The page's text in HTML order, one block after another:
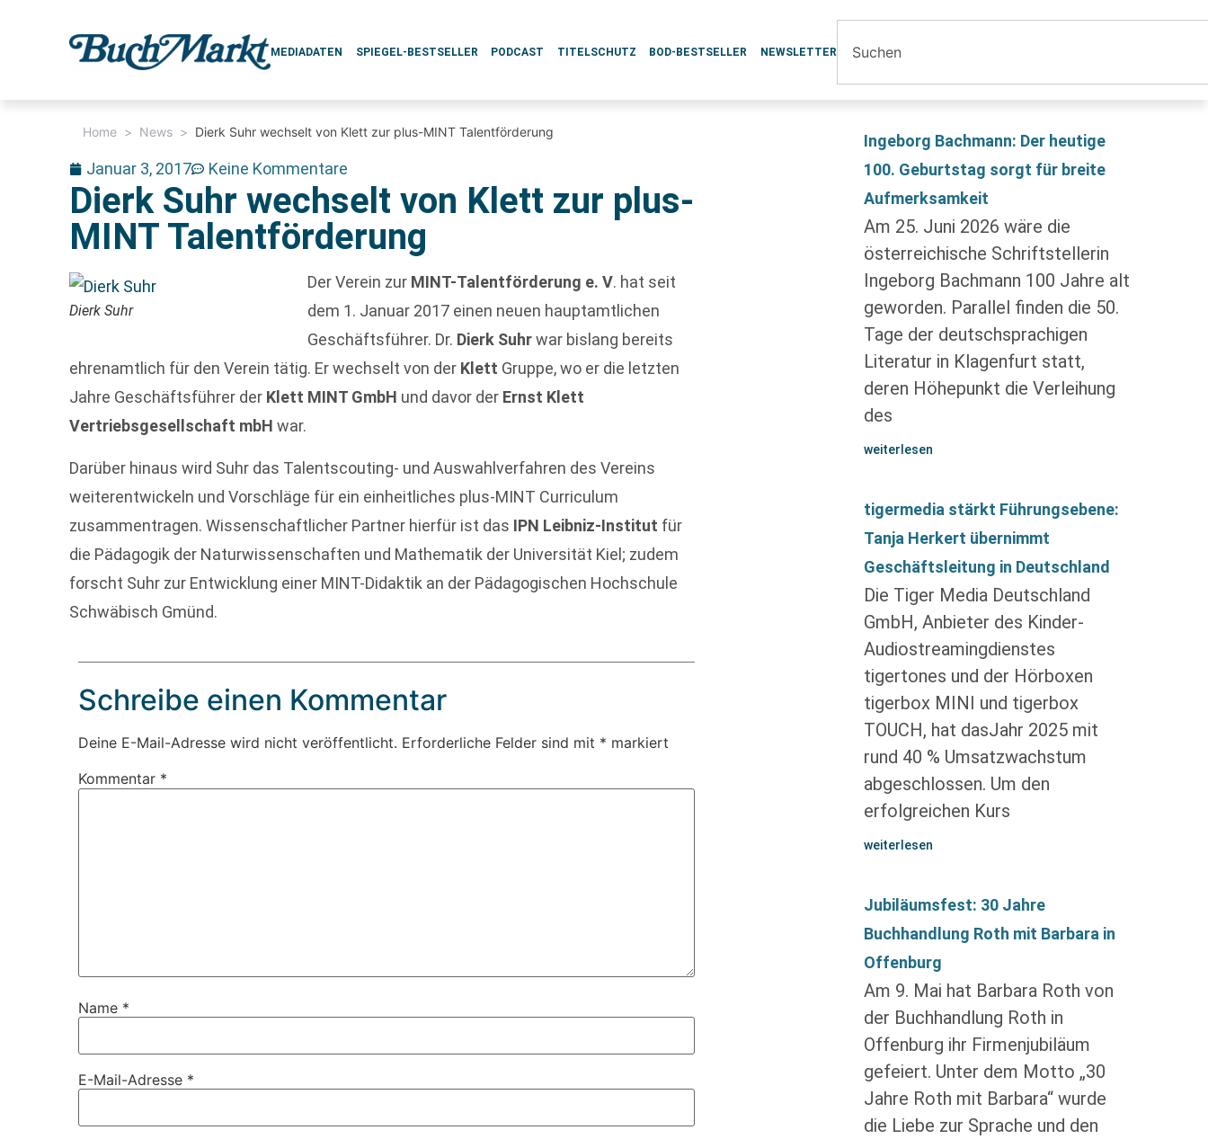
MEDIADATEN SPIEGEL-BESTSELLER PODCAST TITELSCHUTZ BOD-BESTSELLER NEWSLETTER
Home > News > Dierk Suhr wechselt von Klett zur plus-MINT Talentförderung
Januar 3, 2017 Keine Kommentare
Dierk Suhr wechselt von Klett zur plus-
MINT Talentförderung
Dierk Suhr
Der Verein zur MINT-Talentförderung e. V. hat seit
dem 1. Januar 2017 einen neuen hauptamtlichen
Geschäftsführer. Dr. Dierk Suhrwar bislang bereits
ehrenamtlich für den Verein tätig. Er wechselt von der Klett Gruppe, wo er die letzten
Jahre Geschäftsführer der Klett MINT GmbH und davor der Ernst Klett
Vertriebsgesellschaft mbH war.
Darüber hinaus wird Suhr das Talentscouting- und Auswahlverfahren des Vereins
weiterentwickeln und Vorschläge für ein einheitliches plus-MINT Curriculum
zusammentragen. Wissenschaftlicher Partner hierfür ist das IPN Leibniz-Institut für
die Pädagogik der Naturwissenschaften und Mathematik der Universität Kiel; zudem
forscht Suhr zur Entwicklung einer MINT-Didaktik an der Pädagogischen Hochschule
Schwäbisch Gmünd.
Schreibe einen Kommentar
Deine E-Mail-Adresse wird nicht veröffentlicht. Erforderliche Felder sind mit * markiert
Kommentar *
Name *
E-Mail-Adresse *
Ingeborg Bachmann: Der heutige
100. Geburtstag sorgt für breite
Aufmerksamkeit
Am 25. Juni 2026 wäre die
österreichische Schriftstellerin
Ingeborg Bachmann 100 Jahre alt
geworden. Parallel finden die 50.
Tage der deutschsprachigen
Literatur in Klagenfurt statt,
deren Höhepunkt die Verleihung
des
weiterlesen
tigermedia stärkt Führungsebene:
Tanja Herkert übernimmt
Geschäftsleitung in Deutschland
Die Tiger Media Deutschland
GmbH, Anbieter des Kinder-
Audiostreamingdienstes
tigertones und der Hörboxen
tigerbox MINI und tigerbox
TOUCH, hat dasJahr 2025 mit
rund 40 % Umsatzwachstum
abgeschlossen. Um den
erfolgreichen Kurs
weiterlesen
Jubiläumsfest: 30 Jahre
Buchhandlung Roth mit Barbara in
Offenburg
Am 9. Mai hat Barbara Roth von
der Buchhandlung Roth in
Offenburg ihr Firmenjubiläum
gefeiert. Unter dem Motto „30
Jahre Roth mit Barbara“ wurde
die Liebe zur Sprache und den